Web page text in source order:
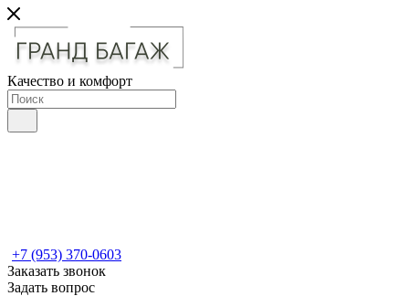
Качество и комфорт
+7 (953) 370-0603
Заказать звонок
Задать вопрос